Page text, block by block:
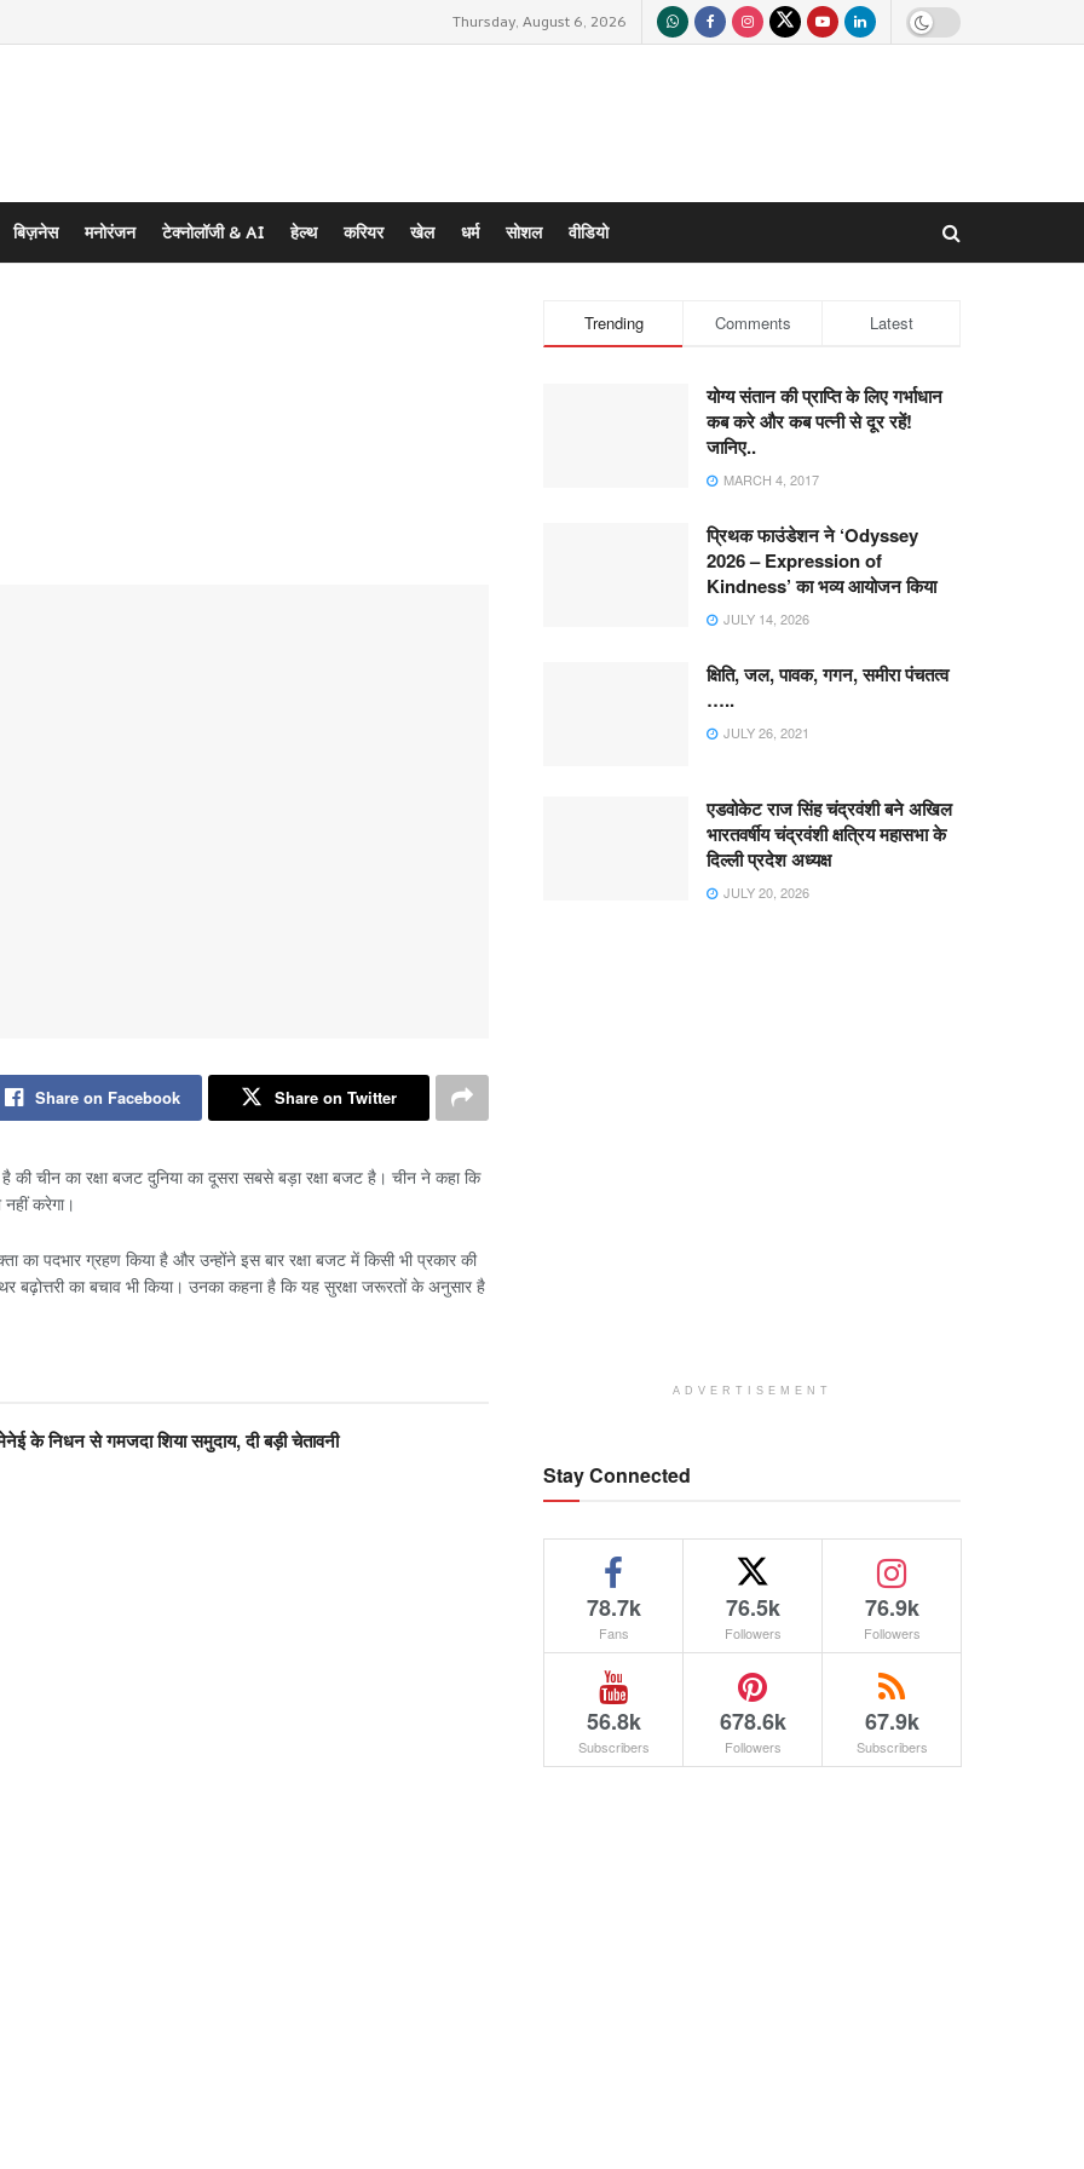
Thursday, August 6, 2026
बिज़नेस मनोरंजन टेक्नोलॉजी & AI हेल्थ करियर खेल धर्म सोशल वीडियो
Share on Facebook Share on Twitter
चीन का रक्षा बजट दुनिया का दूसरा सबसे बड़ा रक्षा बजट है। चीन ने कहा कि
करेगा।
का पदभार ग्रहण किया है और उन्होंने इस बार रक्षा बजट में किसी भी प्रकार की
बढ़ोत्तरी का बचाव भी किया। उनका कहना है कि यह सुरक्षा जरूरतों के अनुसार है
के निधन से गमजदा शिया समुदाय, दी बड़ी चेतावनी
Trending Comments Latest
योग्य संतान की प्राप्ति के लिए गर्भाधान
कब करे और कब पत्नी से दूर रहें!
जानिए..
MARCH 4, 2017
प्रिथक फाउंडेशन ने ‘Odyssey
2026 – Expression of
Kindness’ का भव्य आयोजन किया
JULY 14, 2026
क्षिति, जल, पावक, गगन, समीरा पंचतत्व
…..
JULY 26, 2021
एडवोकेट राज सिंह चंद्रवंशी बने अखिल
भारतवर्षीय चंद्रवंशी क्षत्रिय महासभा के
दिल्ली प्रदेश अध्यक्ष
JULY 20, 2026
ADVERTISEMENT
Stay Connected
78.7k
Fans
76.5k
Followers
76.9k
Followers
56.8k
Subscribers
678.6k
Followers
67.9k
Subscribers